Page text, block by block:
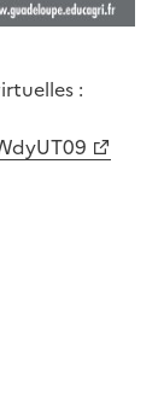
:
Twitter)
email